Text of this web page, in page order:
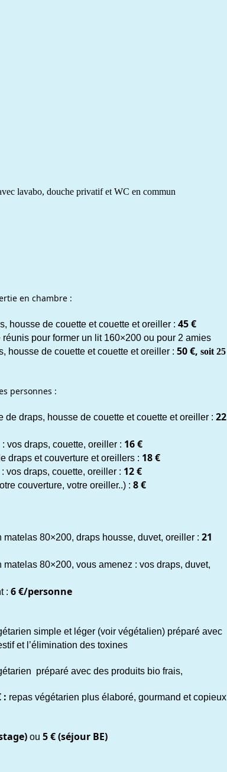
lavabo, douche privatif et WC en commun
en chambre :
housse de couette et couette et oreiller : 45 €
pour former un lit 160×200 ou pour 2 amies
housse de couette et couette et oreiller : 50 €, soit 25
personnes :
draps, housse de couette et couette et oreiller : 22
vos draps, couette, oreiller : 16 €
draps et couverture et oreillers : 18€
vos draps, couette, oreiller : 12 €
couverture, votre oreiller..) : 8 €
80×200, draps housse, duvet, oreiller : 21
80×200, vous amenez : vos draps, duvet,
: 6 €/personne
simple et léger (voir végétalien) préparé avec
et l’élimination des toxines
préparé avec des produits bio frais,
: repas végétarien plus élaboré, gourmand et copieux
ou 5 € (séjour BE)